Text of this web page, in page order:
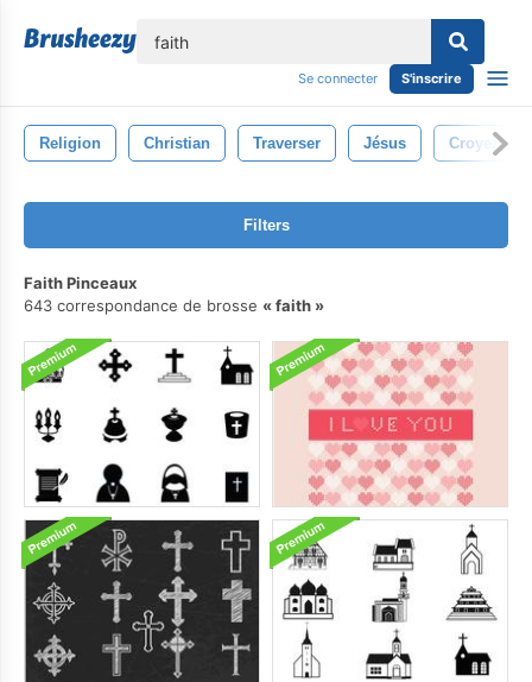
Se connecter S'inscrire
Religion Christian Traverser Jésus Croyez
Filters
Faith Pinceaux
643 correspondance de brosse
faith